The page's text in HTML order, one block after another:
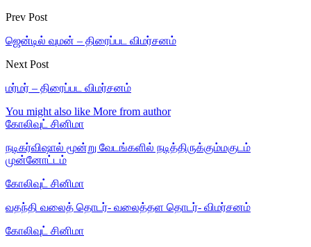
Prev Post
ஜென்டில் வுமன் – திரைப்பட விமர்சனம்
Next Post
மர்மர் – திரைப்பட விமர்சனம்
You might also like More from author
கோலிவுட் சினிமா
நடிகர்விஷால் மூன்று வேடங்களில் நடித்திருக்கும்மகுடம்
முன்னோட்டம்
கோலிவுட் சினிமா
வதந்தி வலைத் தொடர்- வலைத்தள தொடர்- விமர்சனம்
கோலிவுட் சினிமா